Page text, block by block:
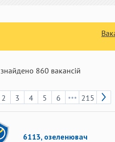
знайдено 860 вакансій
2 3 4 5 6 215
6113, озеленювач